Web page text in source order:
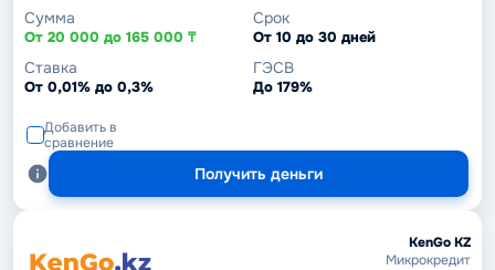
Сумма
От 20 000 до 165 000 ₸
Срок
От 10 до 30 дней
Ставка
От 0,01% до 0,3%
ГЭСВ
До 179%
Добавить в
сравнение
Получить деньги
KenGo KZ
Микрокредит